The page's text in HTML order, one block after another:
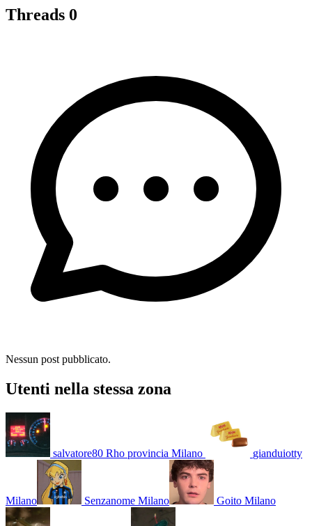
Threads 0
Nessun post pubblicato.
Utenti nella stessa zona
salvatore80 Rho provincia Milano gianduiotty
Milano Senzanome Milano Goito Milano